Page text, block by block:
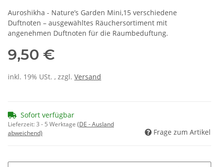
Auroshikha - Nature’s Garden Mini,15 verschiedene
Duftnoten – ausgewähltes Räuchersortiment mit
angenehmen Duftnoten für die Raumbeduftung.
9,50 €
inkl. 19% USt. , zzgl. Versand
Sofort verfügbar
Lieferzeit:3 - 5 Werktage (DE - Ausland
abweichend)
Frage zum Artikel